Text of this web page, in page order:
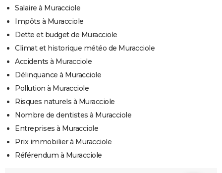
Salaire à Muracciole
Impôts à Muracciole
Dette et budget de Muracciole
Climat et historique météo de Muracciole
Accidents à Muracciole
Délinquance à Muracciole
Pollution à Muracciole
Risques naturels à Muracciole
Nombre de dentistes à Muracciole
Entreprises à Muracciole
Prix immobilier à Muracciole
Référendum à Muracciole